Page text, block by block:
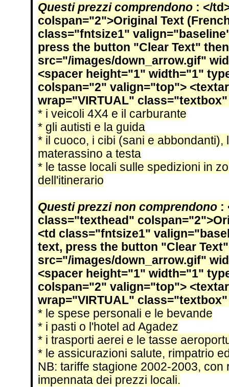
Questi prezzi comprendono : </
colspan="2">Original Text
class="fntsize1"
press the button "Clear Text"
src="/images/down_arrow.gif"
<spacer height="1" width="1"
colspan="2" valign="top">
wrap="VIRTUAL"
* i veicoli 4X4 e il carburante
* gli autisti e la guida
* il cuoco, i cibi (sani e
materassino a testa
* le tasse locali sulle spedizioni in
dell'itinerario
Questi prezzi non comprendono :
class="texthead"
<td class="fntsize1"
text, press the button "Clear
src="/images/down_arrow.gif"
<spacer height="1" width="1"
colspan="2" valign="top">
wrap="VIRTUAL"
* le spese personali e le bevande
* i pasti o l'hotel ad Agadez
* i trasporti aerei e le tasse
* le assicurazioni salute, rimpatrio
NB: tariffe stagione 2002-2003,
impennata dei prezzi locali.